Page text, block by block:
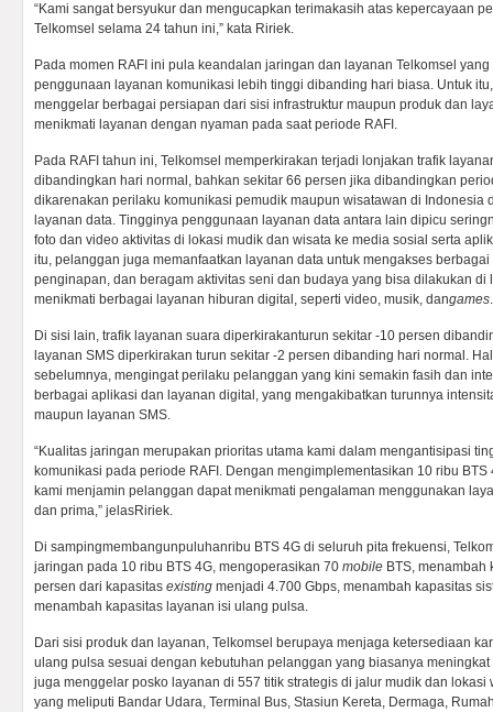
“Kami sangat bersyukur dan mengucapkan terimakasih atas kepercayaan
Telkomsel selama 24 tahun ini,” kata Ririek.
Pada momen RAFI ini pula keandalan jaringan dan layanan Telkomsel
penggunaan layanan komunikasi lebih tinggi dibanding hari biasa. Untuk
menggelar berbagai persiapan dari sisi infrastruktur maupun produk dan
menikmati layanan dengan nyaman pada saat periode RAFI.
Pada RAFI tahun ini, Telkomsel memperkirakan terjadi lonjakan trafik
dibandingkan hari normal, bahkan sekitar 66 persen jika dibandingkan
dikarenakan perilaku komunikasi pemudik maupun wisatawan di Indonesia
layanan data. Tingginya penggunaan layanan data antara lain dipicu
foto dan video aktivitas di lokasi mudik dan wisata ke media sosial serta
itu, pelanggan juga memanfaatkan layanan data untuk mengakses
penginapan, dan beragam aktivitas seni dan budaya yang bisa dilakukan di
menikmati berbagai layanan hiburan digital, seperti video, musik, dangames.
Di sisi lain, trafik layanan suara diperkirakanturun sekitar -10 persen
layanan SMS diperkirakan turun sekitar -2 persen dibanding hari normal.
sebelumnya, mengingat perilaku pelanggan yang kini semakin fasih dan
berbagai aplikasi dan layanan digital, yang mengakibatkan turunnya
maupun layanan SMS.
“Kualitas jaringan merupakan prioritas utama kami dalam mengantisipasi
komunikasi pada periode RAFI. Dengan mengimplementasikan 10 ribu
kami menjamin pelanggan dapat menikmati pengalaman menggunakan
dan prima,” jelasRiriek.
Di sampingmembangunpuluhanribu BTS 4G di seluruh pita frekuensi,
jaringan pada 10 ribu BTS 4G, mengoperasikan 70 mobile BTS,
persen dari kapasitas existing menjadi 4.700 Gbps, menambah kapasitas
menambah kapasitas layanan isi ulang pulsa.
Dari sisi produk dan layanan, Telkomsel berupaya menjaga ketersediaan
ulang pulsa sesuai dengan kebutuhan pelanggan yang biasanya
juga menggelar posko layanan di 557 titik strategis di jalur mudik dan lokasi
yang meliputi Bandar Udara, Terminal Bus, Stasiun Kereta, Dermaga,